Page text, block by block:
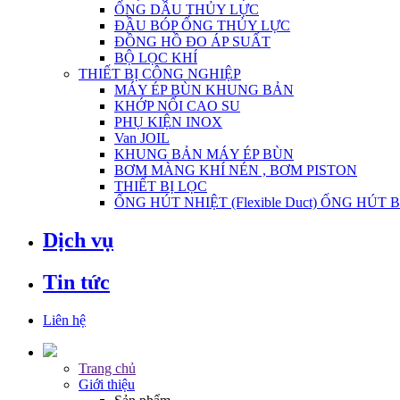
ỐNG DẦU THỦY LỰC
ĐẦU BÓP ỐNG THỦY LỰC
ĐỒNG HỒ ĐO ÁP SUẤT
BỘ LỌC KHÍ
THIẾT BỊ CÔNG NGHIỆP
MÁY ÉP BÙN KHUNG BẢN
KHỚP NỐI CAO SU
PHỤ KIỆN INOX
Van JOIL
KHUNG BẢN MÁY ÉP BÙN
BƠM MÀNG KHÍ NÉN , BƠM PISTON
THIẾT BỊ LỌC
ỐNG HÚT NHIỆT (Flexible Duct) ỐNG HÚT
Dịch vụ
Tin tức
Liên hệ
Trang chủ
Giới thiệu